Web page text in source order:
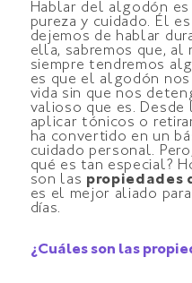
Hablar del algodón es
pureza y cuidado. Él
dejemos de hablar
ella, sabremos que, al
siempre tendremos
es que el algodón
vida sin que nos
valioso que es.
aplicar tónicos o
ha convertido en un
cuidado personal.
qué es tan especial?
son las propiedades
es el mejor aliado
días.
¿Cuáles son las